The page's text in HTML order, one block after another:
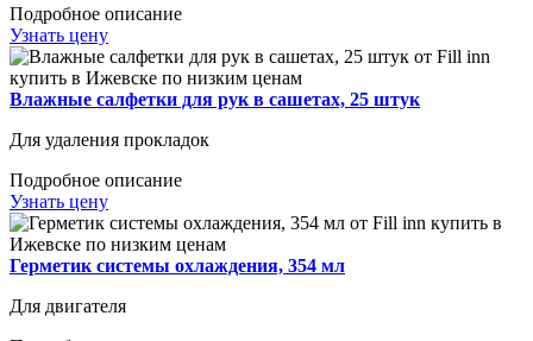
Подробное описание
Узнать цену
Влажные салфетки для рук в сашетах, 25 штук
Для удаления прокладок
Подробное описание
Узнать цену
Герметик системы охлаждения, 354 мл
Для двигателя